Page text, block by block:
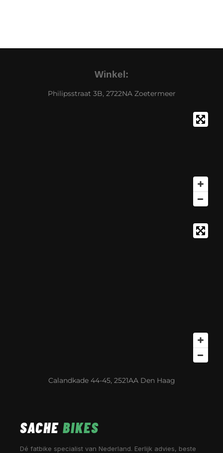
Winkel:
Philipsstraat 3B, 2722NA Zoetermeer
Calandkade 44-45, 2521AA Den Haag
SACHE BIKES
Dé fatbike specialist van Nederland. Eerlijk advies, beste